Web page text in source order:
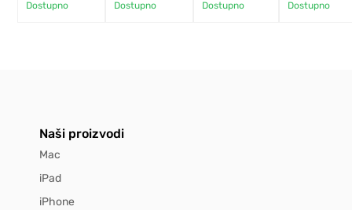
Dostupno Dostupno Dostupno Dostupno
Naši proizvodi
Mac
iPad
iPhone